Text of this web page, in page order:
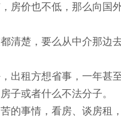
房价也不低，那么向国
清楚，要么从中介那边
出租方想省事，一年甚
子或者什么不法分子。
的事情，看房、谈房租